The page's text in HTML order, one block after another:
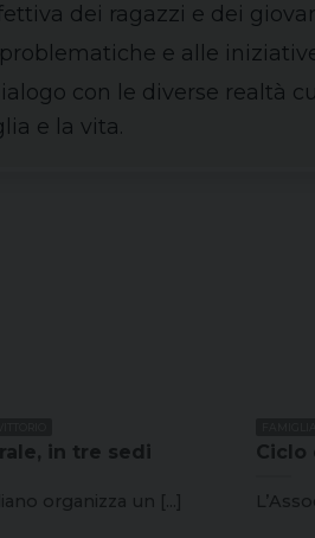
dei ragazzi e dei
problematiche e alle
con le diverse realtà
e la vita.
in tre sedi
organizza un [...]
Ciclo